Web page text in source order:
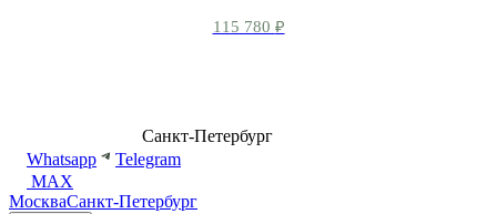
115 780 ₽
Санкт-Петербург
Whatsapp
Telegram
MAX
МоскваСанкт-Петербург